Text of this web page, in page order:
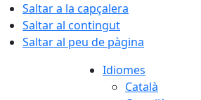
Saltar a la capçalera
Saltar al contingut
Saltar al peu de pàgina
Idiomes
Català